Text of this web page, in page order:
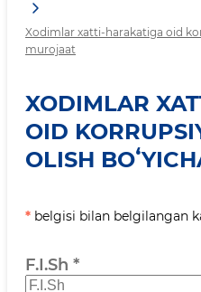
Xodimlar xatti-harakatiga oid
murojaat
XODIMLAR
OID
OLISH
* belgisi bilan belgilangan
F.I.Sh *